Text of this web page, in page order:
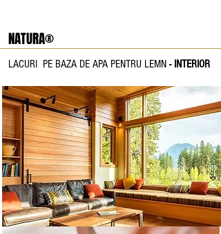
NATURA®
LACURI PE BAZA DE APA PENTRU LEMN - INTERIOR